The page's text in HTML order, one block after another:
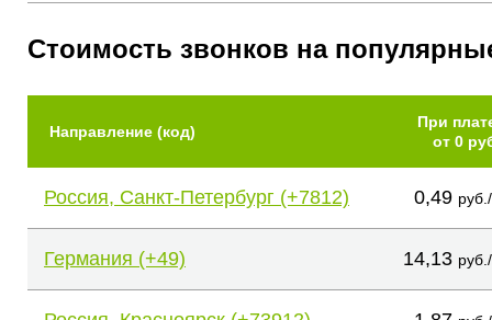
Стоимость звонков на
Направление (код)
При
от 0
Россия, Санкт-Петербург (+7812) 0,49
Германия (+49) 14,13